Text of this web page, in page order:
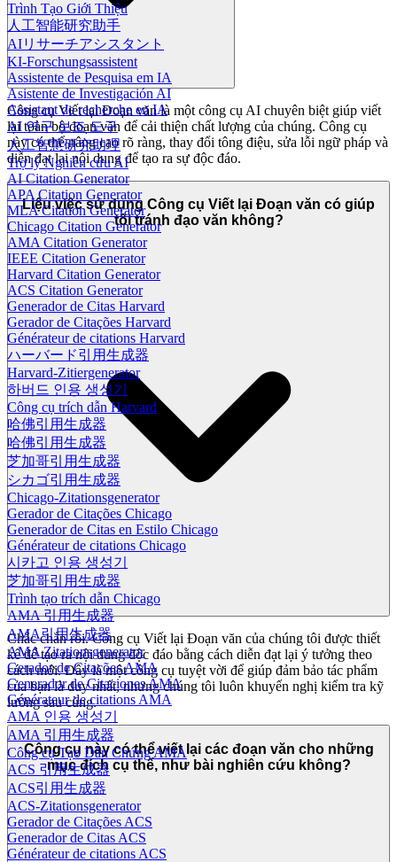
Trình Tạo Giới Thiệu
人工智能研究助手
AIリサーチアシスタント
KI-Forschungsassistent
Assistente de Pesquisa em IA
Asistente de Investigación AI
Assistant de recherche en IA
AI 연구 보조 도구
人工智慧研究助理
Trợ lý Nghiên cứu AI
AI Citation Generator
APA Citation Generator
MLA Citation Generator
Chicago Citation Generator
AMA Citation Generator
IEEE Citation Generator
Harvard Citation Generator
ACS Citation Generator
Generador de Citas Harvard
Gerador de Citações Harvard
Générateur de citations Harvard
ハーバード引用生成器
Harvard-Zitiergenerator
하버드 인용 생성기
Công cụ trích dẫn Harvard
哈佛引用生成器
哈佛引用生成器
芝加哥引用生成器
シカゴ引用生成器
Chicago-Zitationsgenerator
Gerador de Citações Chicago
Generador de Citas en Estilo Chicago
Générateur de citations Chicago
시카고 인용 생성기
芝加哥引用生成器
Trình tạo trích dẫn Chicago
AMA 引用生成器
AMA引用生成器
AMA Zitationsgenerator
Gerador de Citações AMA
Generador de Citaciones AMA
Générateur de citations AMA
AMA 인용 생성기
AMA 引用生成器
Công cụ Tạo Dẫn Chứng AMA
ACS 引用生成器
ACS引用生成器
ACS-Zitationsgenerator
Gerador de Citações ACS
Generador de Citas ACS
Générateur de citations ACS
Công cụ Viết lại Đoạn văn là một công cụ AI chuyên biệt giúp viết
lại toàn bộ đoạn văn để cải thiện chất lượng của chúng. Công cụ
này có thể nâng cao rõ ràng, thay đổi tông điệu, sửa lỗi ngữ pháp và
diễn đạt lại nội dung để tạo ra sự độc đáo.
Liệu việc sử dụng Công cụ Viết lại Đoạn văn có giúp
tôi tránh đạo văn không?
Chắc chắn rồi. Công cụ Viết lại Đoạn văn của chúng tôi được thiết
kế để tạo ra nội dung độc đáo bằng cách diễn đạt lại ý tưởng theo
cách mới. Đây là một công cụ tuyệt vời để giúp đảm bảo tác phẩm
của bạn là duy nhất, nhưng chúng tôi luôn khuyến nghị kiểm tra kỹ
lưỡng sau cùng.
Công cụ này có thể viết lại các đoạn văn cho những
mục đích cụ thể, như bài nghiên cứu không?